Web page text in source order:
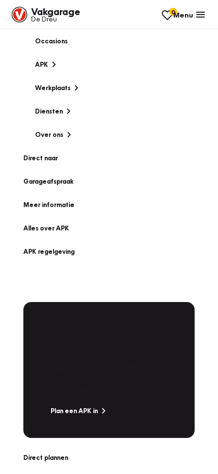
Vakgarage
De Dreu
0Menu
Occasions
APK
Werkplaats
Diensten
Over ons
Direct naar
Garageafspraak
Meer informatie
Alles over APK
APK regelgeving
Plan een APK in
Direct plannen